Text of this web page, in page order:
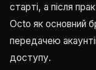
старті, а після
Octo як основний
передачею
доступу.